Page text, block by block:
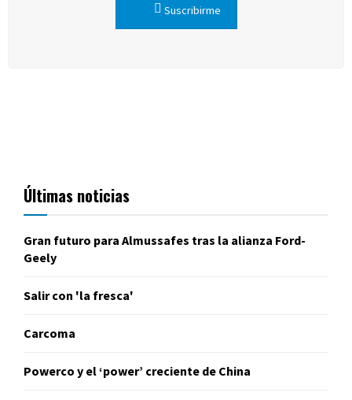
Suscribirme
Últimas noticias
Gran futuro para Almussafes tras la alianza Ford-
Geely
Salir con 'la fresca'
Carcoma
Powerco y el ‘power’ creciente de China